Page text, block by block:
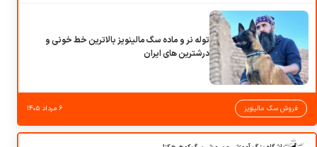
توله نر و ماده سگ مالینویز بالاترین خط خونی و
درشترین های ایران
فروش سگ مالینویز ۶ مرداد ۱۴۰۵